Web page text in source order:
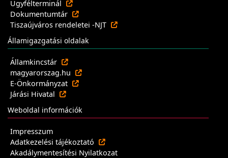
Ügyfélterminál
Dokumentumtár
Tiszaújváros rendeletei -NJT
Államigazgatási oldalak
Államkincstár
magyarorszag.hu
E-Önkormányzat
Járási Hivatal
Weboldal információk
Impresszum
Adatkezelési tájékoztató
Akadálymentesítési Nyilatkozat